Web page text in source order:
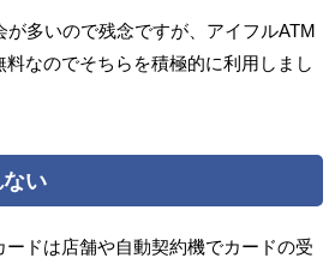
が多いので残念ですが、アイフルATM
なのでそちらを積極的に利用しまし
い
ードは店舗や自動契約機でカードの受